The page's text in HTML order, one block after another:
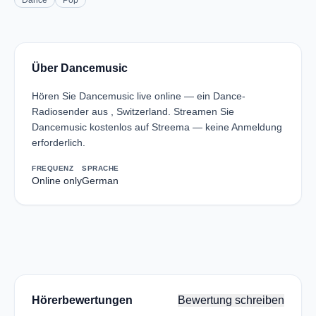
Über Dancemusic
Hören Sie Dancemusic live online — ein Dance-
Radiosender aus , Switzerland. Streamen Sie
Dancemusic kostenlos auf Streema — keine Anmeldung
erforderlich.
FREQUENZ
Online only
SPRACHE
German
Hörerbewertungen Bewertung schreiben